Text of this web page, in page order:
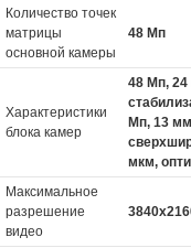
Количество точек
матрицы
основной камеры
48 Мп
Характеристики
блока камер
48 Мп, 24
Мп, 13
мкм,
Максимальное
разрешение
видео